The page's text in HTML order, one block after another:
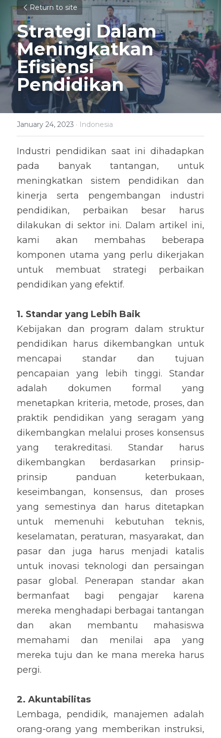
Return to site
Strategi Dalam
Meningkatkan
Efisiensi
Pendidikan
January 24, 2023 · Indonesia
Industri pendidikan saat ini dihadapkan
pada banyak tantangan, untuk
meningkatkan sistem pendidikan dan
kinerja serta pengembangan industri
pendidikan, perbaikan besar harus
dilakukan di sektor ini. Dalam artikel ini,
kami akan membahas beberapa
komponen utama yang perlu dikerjakan
untuk membuat strategi perbaikan
pendidikan yang efektif.
1. Standar yang Lebih Baik
Kebijakan dan program dalam struktur
pendidikan harus dikembangkan untuk
mencapai standar dan tujuan
pencapaian yang lebih tinggi. Standar
adalah dokumen formal yang
menetapkan kriteria, metode, proses, dan
praktik pendidikan yang seragam yang
dikembangkan melalui proses konsensus
yang terakreditasi. Standar harus
dikembangkan berdasarkan prinsip-
prinsip panduan keterbukaan,
keseimbangan, konsensus, dan proses
yang semestinya dan harus ditetapkan
untuk memenuhi kebutuhan teknis,
keselamatan, peraturan, masyarakat, dan
pasar dan juga harus menjadi katalis
untuk inovasi teknologi dan persaingan
pasar global. Penerapan standar akan
bermanfaat bagi pengajar karena
mereka menghadapi berbagai tantangan
dan akan membantu mahasiswa
memahami dan menilai apa yang
mereka tuju dan ke mana mereka harus
pergi.
2. Akuntabilitas
Lembaga, pendidik, manajemen adalah
orang-orang yang memberikan instruksi,